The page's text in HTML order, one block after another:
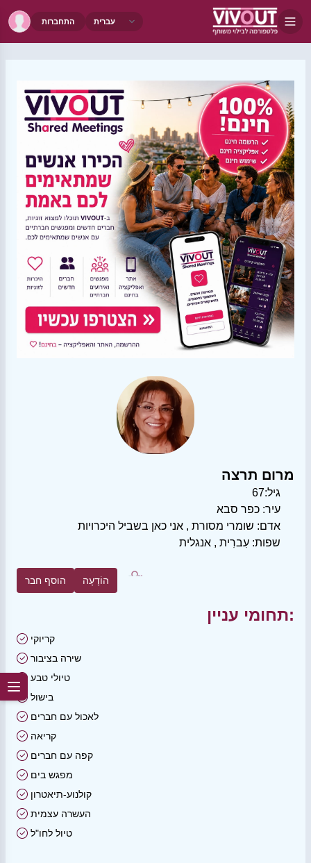
התחברות
מרום תרצה
גיל:67
עיר: כפר סבא
אדם: שומרי מסורת , אני כאן בשביל היכרויות
שפות: עִברִית , אנגלית
הוסף חבר הוֹדָעָה
תחומי עניין:
קריוקי
שירה בציבור
טיולי טבע
בישול
לאכול עם חברים
קריאה
קפה עם חברים
מפגש בים
קולנוע-תיאטרון
העשרה עצמית
טיול לחו"ל